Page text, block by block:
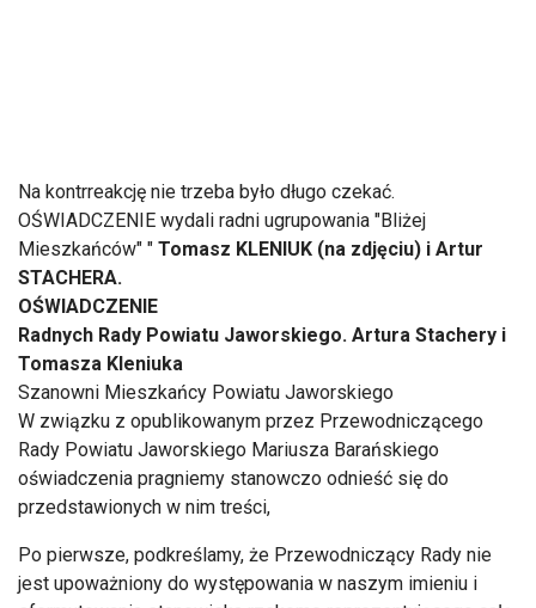
Na kontrreakcję nie trzeba było długo czekać.
OŚWIADCZENIE wydali radni ugrupowania "Bliżej
Mieszkańców" " Tomasz KLENIUK (na zdjęciu) i Artur
STACHERA.
OŚWIADCZENIE
Radnych Rady Powiatu Jaworskiego. Artura Stachery i
Tomasza Kleniuka
Szanowni Mieszkańcy Powiatu Jaworskiego
W związku z opublikowanym przez Przewodniczącego
Rady Powiatu Jaworskiego Mariusza Barańskiego
oświadczenia pragniemy stanowczo odnieść się do
przedstawionych w nim treści,
Po pierwsze, podkreślamy, że Przewodniczący Rady nie
jest upoważniony do występowania w naszym imieniu i